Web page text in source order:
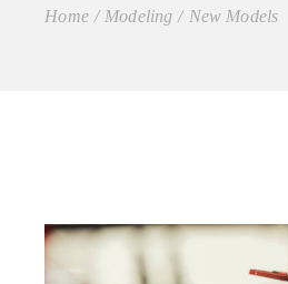
Home Modeling New Models